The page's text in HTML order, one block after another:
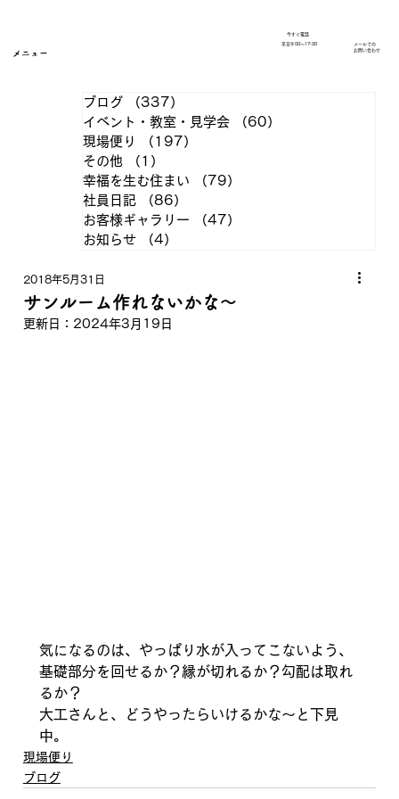
メニュー
今すぐ電話
​平日9:00～17:00
メールでの
​お問い合わせ
ブログ （337）
イベント・教室・見学会
（60）
現場便り
（197）
その他
（1）
幸福を生む住まい
（79）
社員日記
（86）
お客様ギャラリー
（47）
お知らせ
（4）
サンルーム作れないかな～
2018年5月31日
更新日： 2024年3月19日
気になるのは、やっぱり水が入ってこないよう、
基礎部分を回せるか？縁が切れるか？勾配は取れ
るか？
大工さんと、どうやったらいけるかな～と下見
中。
現場便り
ブログ